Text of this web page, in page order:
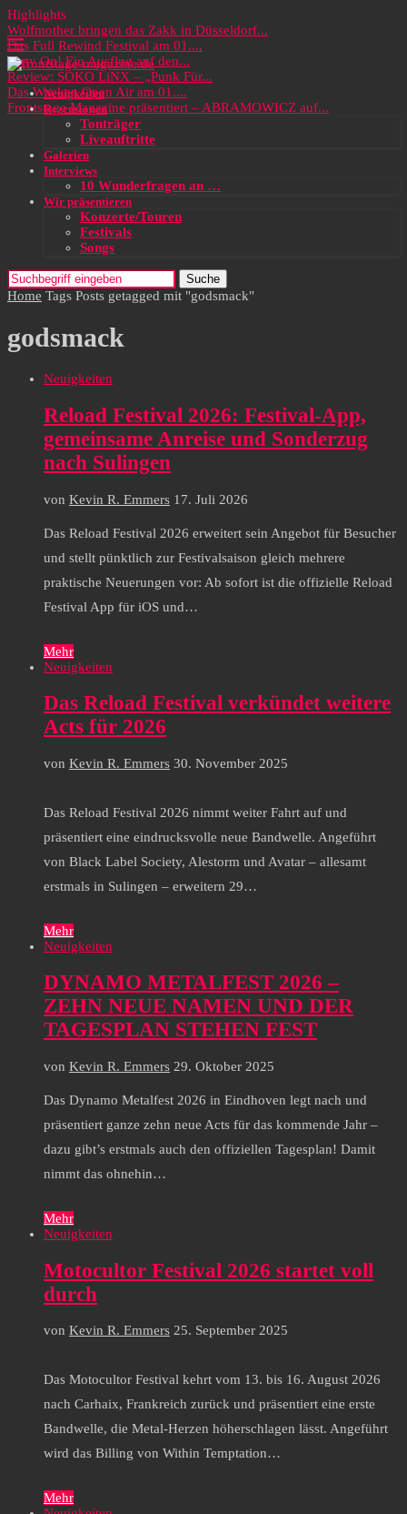
Highlights
Wolfmother bringen das Zakk in Düsseldorf...
Das Full Rewind Festival am 01....
Party On! Ein Ausflug auf den...
Review: SOKO LiNX – „Punk Für...
Das Wacken Open Air am 01....
Frontstage Magazine präsentiert – ABRAMOWICZ auf...
Neuigkeiten
Rezensionen
Tonträger
Liveauftritte
Galerien
Interviews
10 Wunderfragen an …
Wir präsentieren
Konzerte/Touren
Festivals
Songs
Suche
Home Tags Posts getagged mit "godsmack"
godsmack
Neuigkeiten
Reload Festival 2026: Festival-App,
gemeinsame Anreise und Sonderzug
nach Sulingen
von Kevin R. Emmers 17. Juli 2026
Das Reload Festival 2026 erweitert sein Angebot für Besucher
und stellt pünktlich zur Festivalsaison gleich mehrere
praktische Neuerungen vor: Ab sofort ist die offizielle Reload
Festival App für iOS und…
Mehr
Neuigkeiten
Das Reload Festival verkündet weitere
Acts für 2026
von Kevin R. Emmers 30. November 2025
Das Reload Festival 2026 nimmt weiter Fahrt auf und
präsentiert eine eindrucksvolle neue Bandwelle. Angeführt
von Black Label Society, Alestorm und Avatar – allesamt
erstmals in Sulingen – erweitern 29…
Mehr
Neuigkeiten
DYNAMO METALFEST 2026 –
ZEHN NEUE NAMEN UND DER
TAGESPLAN STEHEN FEST
von Kevin R. Emmers 29. Oktober 2025
Das Dynamo Metalfest 2026 in Eindhoven legt nach und
präsentiert ganze zehn neue Acts für das kommende Jahr –
dazu gibt’s erstmals auch den offiziellen Tagesplan! Damit
nimmt das ohnehin…
Mehr
Neuigkeiten
Motocultor Festival 2026 startet voll
durch
von Kevin R. Emmers 25. September 2025
Das Motocultor Festival kehrt vom 13. bis 16. August 2026
nach Carhaix, Frankreich zurück und präsentiert eine erste
Bandwelle, die Metal-Herzen höherschlagen lässt. Angeführt
wird das Billing von Within Temptation…
Mehr